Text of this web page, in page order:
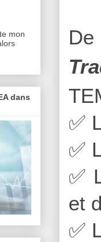
✅
✅
✅
et
✅
mon
dans